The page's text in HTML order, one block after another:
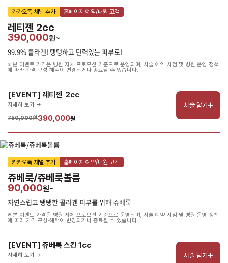
카카오톡 채널 추가 홈페이지 예약/내원 고객
레티젠 2cc
390,000원~
99.9% 콜라겐! 탱탱하고 탄력있는 피부로!
※ 본 이벤트 가격은 병원 자체 프로모션 기준으로 운영되며, 시술 예약 시점 및 병원 운영 정책
에 따라 가격·구성·혜택이 변경되거나 종료될 수 있습니다.
[EVENT] 레티젠  2cc
자세히 보기 ->
750,000원390,000원
시술 담기
카카오톡 채널 추가 홈페이지 예약/내원 고객
쥬베룩/쥬베룩볼륨
90,000원~
자연스럽고 탱탱한 콜라겐 피부를 위해 쥬베룩
※ 본 이벤트 가격은 병원 자체 프로모션 기준으로 운영되며, 시술 예약 시점 및 병원 운영 정책
에 따라 가격·구성·혜택이 변경되거나 종료될 수 있습니다.
[EVENT] 쥬베룩 스킨 1cc
자세히 보기 -> 시술 담기